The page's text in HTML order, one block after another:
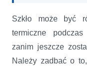
Szkło może być
termiczne
zanim jeszcze
Należy zadbać o